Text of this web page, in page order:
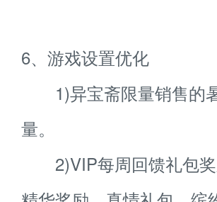
6、游戏设置优化
1)异宝斋限量销售的
量。
2)VIP每周回馈礼包奖